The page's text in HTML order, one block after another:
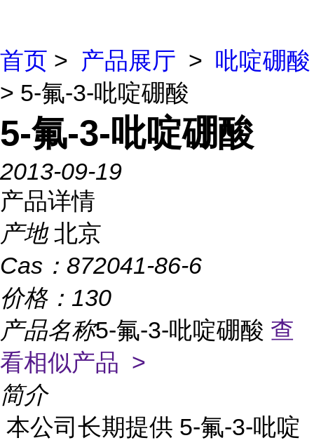
首页 > 产品展厅 > 吡啶硼酸
> 5-氟-3-吡啶硼酸
5-氟-3-吡啶硼酸
2013-09-19
产品详情
产地 北京
Cas： 872041-86-6
价格： 130
产品名称5-氟-3-吡啶硼酸 查
看相似产品 >
简介
本公司长期提供 5-氟-3-吡啶